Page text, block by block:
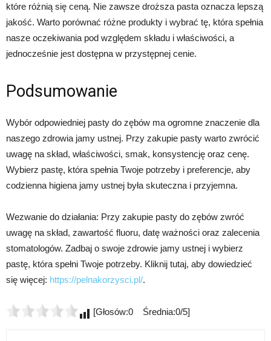
które różnią się ceną. Nie zawsze droższa pasta oznacza lepszą
jakość. Warto porównać różne produkty i wybrać tę, która spełnia
nasze oczekiwania pod względem składu i właściwości, a
jednocześnie jest dostępna w przystępnej cenie.
Podsumowanie
Wybór odpowiedniej pasty do zębów ma ogromne znaczenie dla
naszego zdrowia jamy ustnej. Przy zakupie pasty warto zwrócić
uwagę na skład, właściwości, smak, konsystencję oraz cenę.
Wybierz pastę, która spełnia Twoje potrzeby i preferencje, aby
codzienna higiena jamy ustnej była skuteczna i przyjemna.
Wezwanie do działania: Przy zakupie pasty do zębów zwróć
uwagę na skład, zawartość fluoru, datę ważności oraz zalecenia
stomatologów. Zadbaj o swoje zdrowie jamy ustnej i wybierz
pastę, która spełni Twoje potrzeby. Kliknij tutaj, aby dowiedzieć
się więcej: https://pelnakorzysci.pl/.
[Głosów:0 Średnia:0/5]